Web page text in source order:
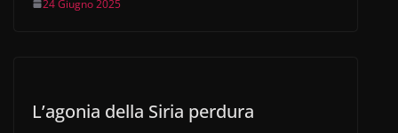
24 Giugno 2025
L’agonia della Siria perdura